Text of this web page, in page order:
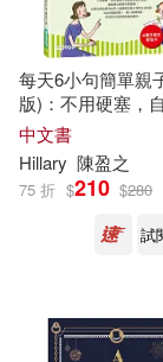
蘇西（編著
蘿拉．潔
裘明惠（
裴栓保編著
每天6小句簡單親
版)：不用硬塞，
聽說英語的潛能，
著突飛猛進!(附音
中文書
Hillary 陳盈之
75 折 $210 $280
試